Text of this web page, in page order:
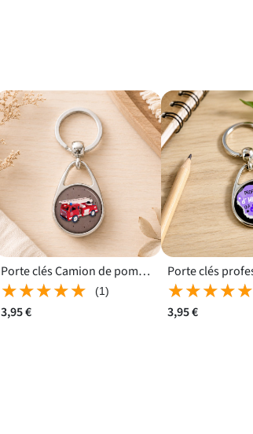
Porte clés Camion de pompier pour une fête ou un départ
★★★★★
★★★★★ (1)
3,95 €
★★★★★
★★★★★
3,95 €